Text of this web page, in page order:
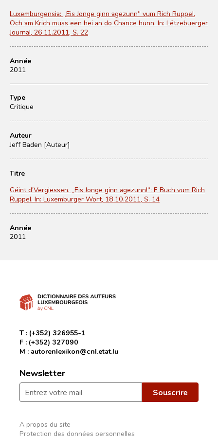
Luxemburgensia: „Eis Jonge ginn agezunn“ vum Rich Ruppel.
Och am Krich muss een hei an do Chance hunn. In: Lëtzebuerger
Journal, 26.11.2011, S. 22
Année
2011
Type
Critique
Auteur
Jeff Baden [Auteur]
Titre
Géint d’Vergiessen. „Eis Jonge ginn agezunn!“: E Buch vum Rich
Ruppel. In: Luxemburger Wort, 18.10.2011, S. 14
Année
2011
T : (+352) 326955-1
F : (+352) 327090
M : autorenlexikon@cnl.etat.lu
Newsletter
A propos du site
Protection des données personnelles